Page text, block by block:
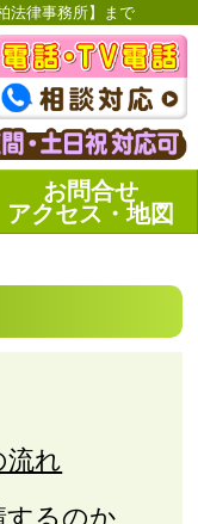
法律事務所】まで
お問合せ
アクセス・地図
流れ
するのか